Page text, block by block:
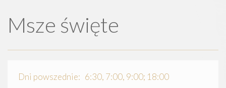
Msze święte
Dni powszednie: 6:30, 7:00, 9:00; 18:00